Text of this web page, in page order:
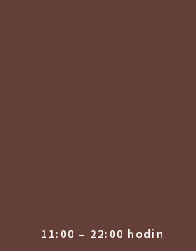
11:00 – 22:00 hodin